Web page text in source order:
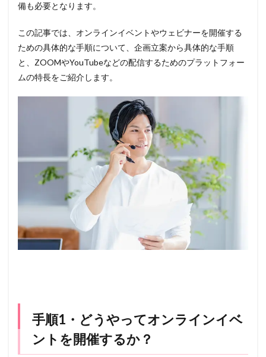
備も必要となります。
この記事では、オンラインイベントやウェビナーを開催する
ための具体的な手順について、企画立案から具体的な手順
と、ZOOMやYouTubeなどの配信するためのプラットフォー
ムの特長をご紹介します。
手順1・どうやってオンラインイベ
ントを開催するか？